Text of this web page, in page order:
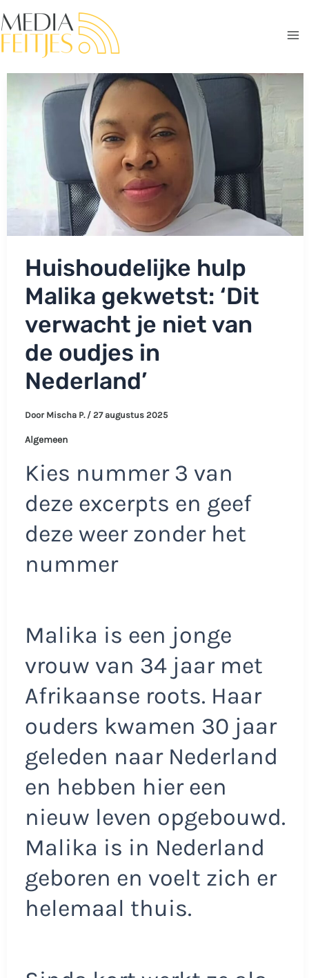
naar
de
Huishoudelijke hulp
Malika gekwetst: ‘Dit
verwacht je niet van
de oudjes in
Nederland’
Door Mischa P. / 27 augustus 2025
Algemeen
Kies nummer 3 van
deze excerpts en geef
deze weer zonder het
nummer
Malika is een jonge
vrouw van 34 jaar met
Afrikaanse roots. Haar
ouders kwamen 30 jaar
geleden naar Nederland
en hebben hier een
nieuw leven opgebouwd.
Malika is in Nederland
geboren en voelt zich er
helemaal thuis.